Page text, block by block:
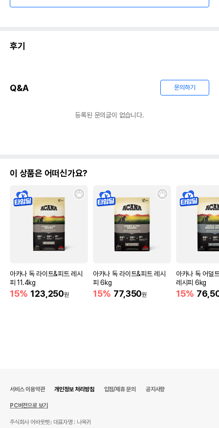
후기
Q&A 문의하기
등록된 문의글이 없습니다.
이 상품은 어떠신가요?
아카나 독 라이트&피트 레시
피 11.4kg
15% 123,250원
아카나 독 라이트&피트 레시
피 6kg
15% 77,350원
아카나 독 어덜
레시피 6kg
15%
서비스 이용약관 개인정보 처리방침 입점/제휴 문의 공지사항
PC버전으로 보기
주식회사 어바웃펫
대표자명 : 나옥귀